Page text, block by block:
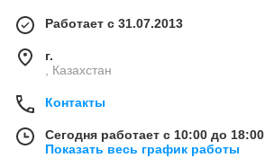
Работает с 31.07.2013
г.
, Казахстан
Контакты
Сегодня работает с 10:00 до 18:00
Показать весь график работы